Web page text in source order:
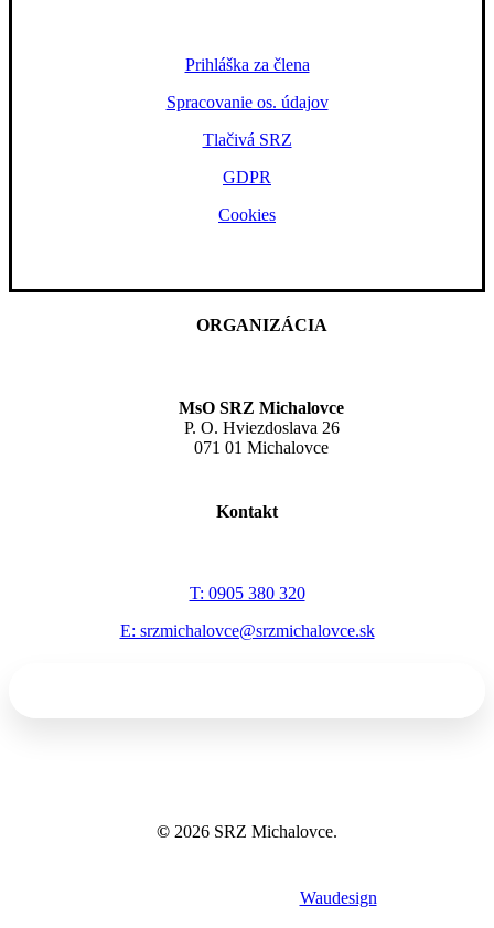
Prihláška za člena
Spracovanie os. údajov
Tlačivá SRZ
GDPR
Cookies
ORGANIZÁCIA
MsO SRZ Michalovce
P. O. Hviezdoslava 26
071 01 Michalovce
Kontakt
T: 0905 380 320
E: srzmichalovce@srzmichalovce.sk
© 2026 SRZ Michalovce.
Waudesign